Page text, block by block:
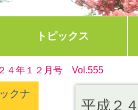
トピックス
４年１２月号 Vol.555
平成２
クナ